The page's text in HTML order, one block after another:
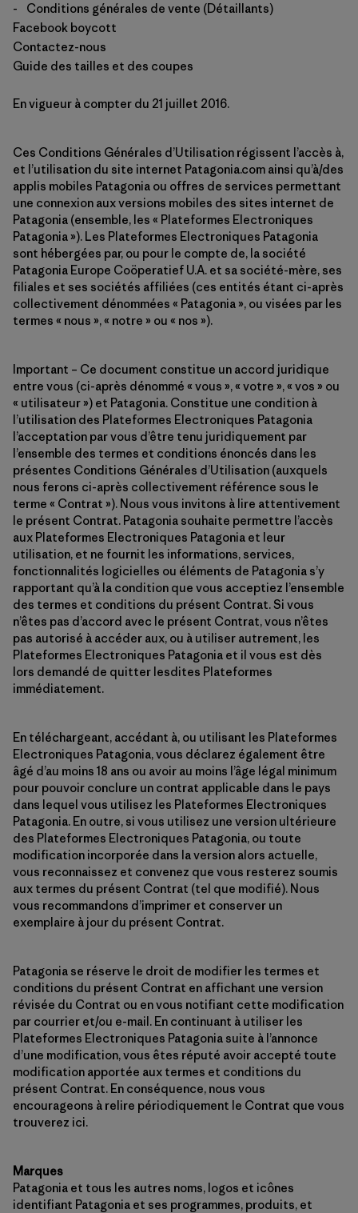
-
Conditions générales de vente (Détaillants)
Facebook boycott
Contactez-nous
Guide des tailles et des coupes
En vigueur à compter du 21 juillet 2016.
Ces Conditions Générales d’Utilisation régissent l’accès à,
et l’utilisation du site internet Patagonia.com ainsi qu’à/des
applis mobiles Patagonia ou offres de services permettant
une connexion aux versions mobiles des sites internet de
Patagonia (ensemble, les « Plateformes Electroniques
Patagonia »). Les Plateformes Electroniques Patagonia
sont hébergées par, ou pour le compte de, la société
Patagonia Europe Coöperatief U.A. et sa société-mère, ses
filiales et ses sociétés affiliées (ces entités étant ci-après
collectivement dénommées « Patagonia », ou visées par les
termes « nous », « notre » ou « nos »).
Important – Ce document constitue un accord juridique
entre vous (ci-après dénommé « vous », « votre », « vos » ou
« utilisateur ») et Patagonia. Constitue une condition à
l’utilisation des Plateformes Electroniques Patagonia
l’acceptation par vous d’être tenu juridiquement par
l’ensemble des termes et conditions énoncés dans les
présentes Conditions Générales d’Utilisation (auxquels
nous ferons ci-après collectivement référence sous le
terme « Contrat »). Nous vous invitons à lire attentivement
le présent Contrat. Patagonia souhaite permettre l’accès
aux Plateformes Electroniques Patagonia et leur
utilisation, et ne fournit les informations, services,
fonctionnalités logicielles ou éléments de Patagonia s’y
rapportant qu’à la condition que vous acceptiez l’ensemble
des termes et conditions du présent Contrat. Si vous
n’êtes pas d’accord avec le présent Contrat, vous n’êtes
pas autorisé à accéder aux, ou à utiliser autrement, les
Plateformes Electroniques Patagonia et il vous est dès
lors demandé de quitter lesdites Plateformes
immédiatement.
En téléchargeant, accédant à, ou utilisant les Plateformes
Electroniques Patagonia, vous déclarez également être
âgé d’au moins 18 ans ou avoir au moins l’âge légal minimum
pour pouvoir conclure un contrat applicable dans le pays
dans lequel vous utilisez les Plateformes Electroniques
Patagonia. En outre, si vous utilisez une version ultérieure
des Plateformes Electroniques Patagonia, ou toute
modification incorporée dans la version alors actuelle,
vous reconnaissez et convenez que vous resterez soumis
aux termes du présent Contrat (tel que modifié). Nous
vous recommandons d’imprimer et conserver un
exemplaire à jour du présent Contrat.
Patagonia se réserve le droit de modifier les termes et
conditions du présent Contrat en affichant une version
révisée du Contrat ou en vous notifiant cette modification
par courrier et/ou e-mail. En continuant à utiliser les
Plateformes Electroniques Patagonia suite à l’annonce
d’une modification, vous êtes réputé avoir accepté toute
modification apportée aux termes et conditions du
présent Contrat. En conséquence, nous vous
encourageons à relire périodiquement le Contrat que vous
trouverez ici.
Marques
Patagonia et tous les autres noms, logos et icônes
identifiant Patagonia et ses programmes, produits, et